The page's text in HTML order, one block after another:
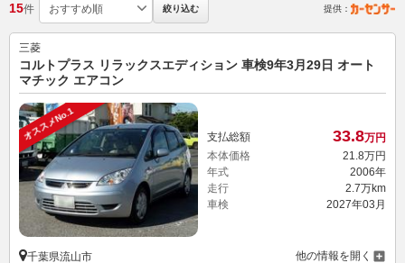
15件 絞り込む 提供：
三菱
コルトプラス リラックスエディション 車検9年3月29日 オート
マチック エアコン
オススメNo.1 支払総額 33.8万円
本体価格
21.8万円
年式
2006年
走行
2.7万km
車検
2027年03月
千葉県流山市 他の情報を開く